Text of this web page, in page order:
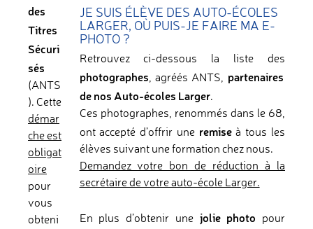
des
Titres
Sécuri
sés
(ANTS
). Cette
démar
che est
obligat
oire
pour
vous
obteni
JE SUIS ÉLÈVE DES AUTO-ÉCOLES
LARGER, OÙ PUIS-JE FAIRE MA E-
PHOTO ?
Retrouvez ci-dessous la liste des
photographes, agréés ANTS, partenaires
de nos Auto-écoles Larger.
Ces photographes, renommés dans le 68,
ont accepté d’offrir une remiseà tous les
élèves suivant une formation chez nous.
Demandez votre bon de réduction à la
secrétaire de votre auto-école Larger.
En plus d’obtenir une jolie photo pour